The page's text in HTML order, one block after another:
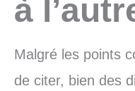
à
Malgré les points
de citer, bien des